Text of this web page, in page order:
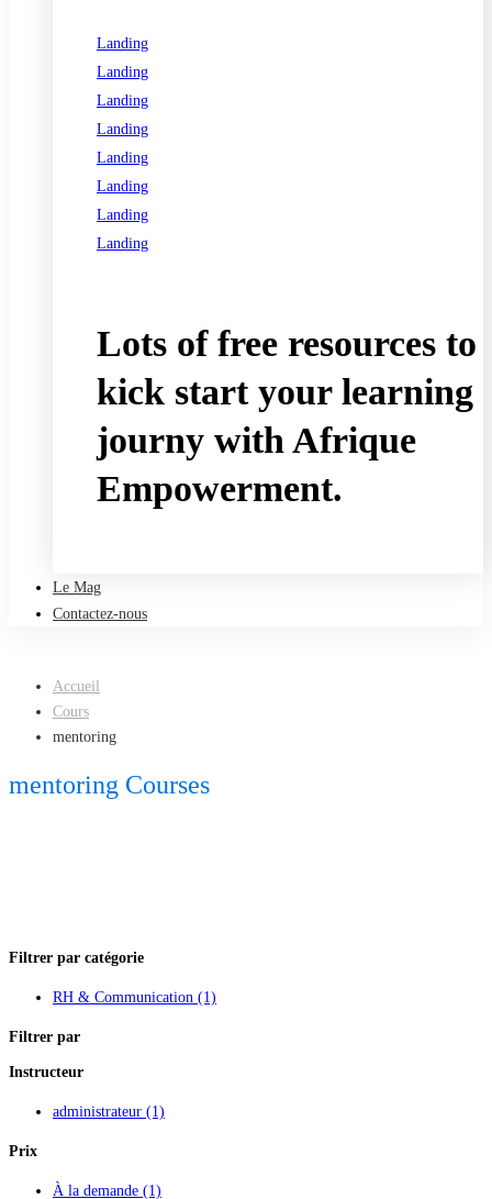
Landing
Landing
Landing
Landing
Landing
Landing
Landing
Landing
Lots of free resources to
kick start your learning
journy with Afrique
Empowerment.
Le Mag
Contactez-nous
Accueil
Cours
mentoring
mentoring Courses
Filtrer par catégorie
RH & Communication (1)
Filtrer par
Instructeur
administrateur (1)
Prix
À la demande (1)